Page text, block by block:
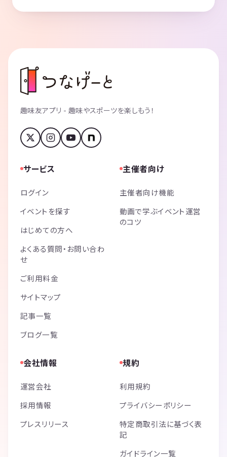
趣味友アプリ - 趣味やスポーツを楽しもう！
サービス
ログイン
イベントを探す
はじめての方へ
よくある質問・お問い合わ
せ
ご利用料金
サイトマップ
記事一覧
ブログ一覧
主催者向け
主催者向け機能
動画で学ぶイベント運営
のコツ
会社情報
運営会社
採用情報
プレスリリース
規約
利用規約
プライバシーポリシー
特定商取引法に基づく表
記
ガイドライン一覧